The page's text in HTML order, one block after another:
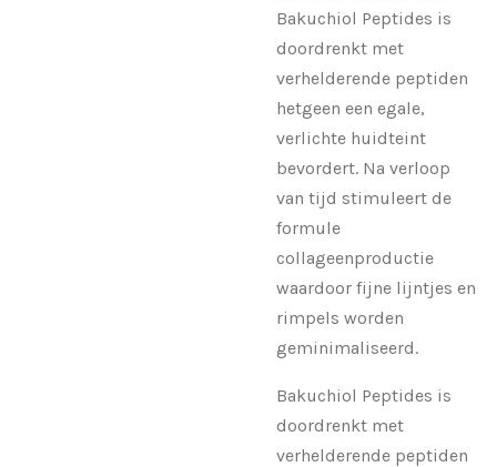
Bakuchiol Peptides is
doordrenkt met
verhelderende peptiden
hetgeen een egale,
verlichte huidteint
bevordert. Na verloop
van tijd stimuleert de
formule
collageenproductie
waardoor fijne lijntjes en
rimpels worden
geminimaliseerd.
Bakuchiol Peptides is
doordrenkt met
verhelderende peptiden